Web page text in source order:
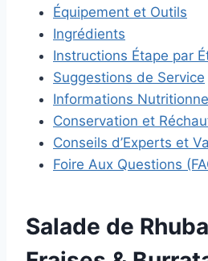
Équipement et Outils
Ingrédients
Instructions Étape par
Suggestions de Service
Informations
Conservation et
Conseils d’Experts et
Foire Aux Questions
Salade de